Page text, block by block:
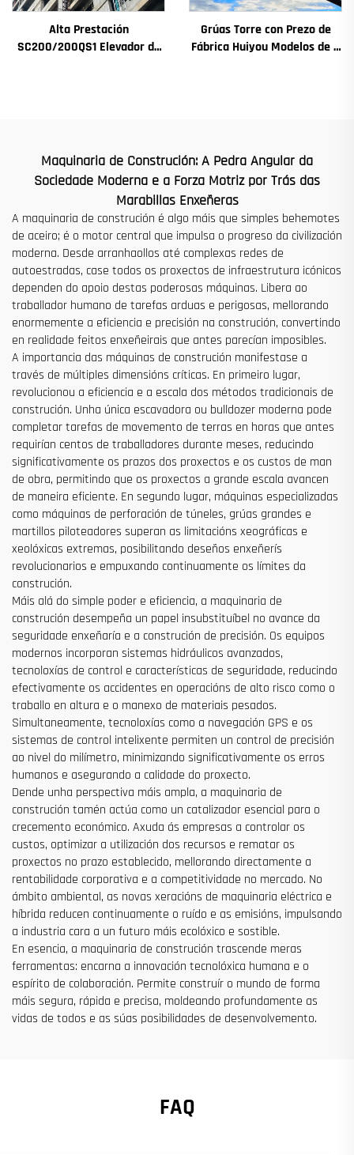
Alta Prestación
SC200/200QS1 Elevador de
Grúas Torre con Prezo de
Fábrica Huiyou Modelos de 4
Maquinaria de Construción: A Pedra Angular da
Sociedade Moderna e a Forza Motriz por Trás das
Marabillas Enxeñeras
A maquinaria de construción é algo máis que simples behemotes
de aceiro; é o motor central que impulsa o progreso da civilización
moderna. Desde arranhaollos até complexas redes de
autoestradas, case todos os proxectos de infraestrutura icónicos
dependen do apoio destas poderosas máquinas. Libera ao
traballador humano de tarefas arduas e perigosas, mellorando
enormemente a eficiencia e precisión na construción, convertindo
en realidade feitos enxeñeirais que antes parecían imposibles.
A importancia das máquinas de construción manifestase a
través de múltiples dimensións críticas. En primeiro lugar,
revolucionou a eficiencia e a escala dos métodos tradicionais de
construción. Unha única escavadora ou bulldozer moderna pode
completar tarefas de movemento de terras en horas que antes
requirían centos de traballadores durante meses, reducindo
significativamente os prazos dos proxectos e os custos de man
de obra, permitindo que os proxectos a grande escala avancen
de maneira eficiente. En segundo lugar, máquinas especializadas
como máquinas de perforación de túneles, grúas grandes e
martillos piloteadores superan as limitacións xeográficas e
xeolóxicas extremas, posibilitando deseños enxeñerís
revolucionarios e empuxando continuamente os límites da
construción.
Máis alá do simple poder e eficiencia, a maquinaria de
construción desempeña un papel insubstituíbel no avance da
seguridade enxeñaría e a construción de precisión. Os equipos
modernos incorporan sistemas hidráulicos avanzados,
tecnoloxías de control e características de seguridade, reducindo
efectivamente os accidentes en operacións de alto risco como o
traballo en altura e o manexo de materiais pesados.
Simultaneamente, tecnoloxías como a navegación GPS e os
sistemas de control intelixente permiten un control de precisión
ao nivel do milímetro, minimizando significativamente os erros
humanos e asegurando a calidade do proxecto.
Dende unha perspectiva máis ampla, a maquinaria de
construción tamén actúa como un catalizador esencial para o
crecemento económico. Axuda ás empresas a controlar os
custos, optimizar a utilización dos recursos e rematar os
proxectos no prazo establecido, mellorando directamente a
rentabilidade corporativa e a competitividade no mercado. No
ámbito ambiental, as novas xeracións de maquinaria eléctrica e
híbrida reducen continuamente o ruído e as emisións, impulsando
a industria cara a un futuro máis ecolóxico e sostible.
En esencia, a maquinaria de construción trascende meras
ferramentas: encarna a innovación tecnolóxica humana e o
espírito de colaboración. Permite construír o mundo de forma
máis segura, rápida e precisa, moldeando profundamente as
vidas de todos e as súas posibilidades de desenvolvemento.
FAQ